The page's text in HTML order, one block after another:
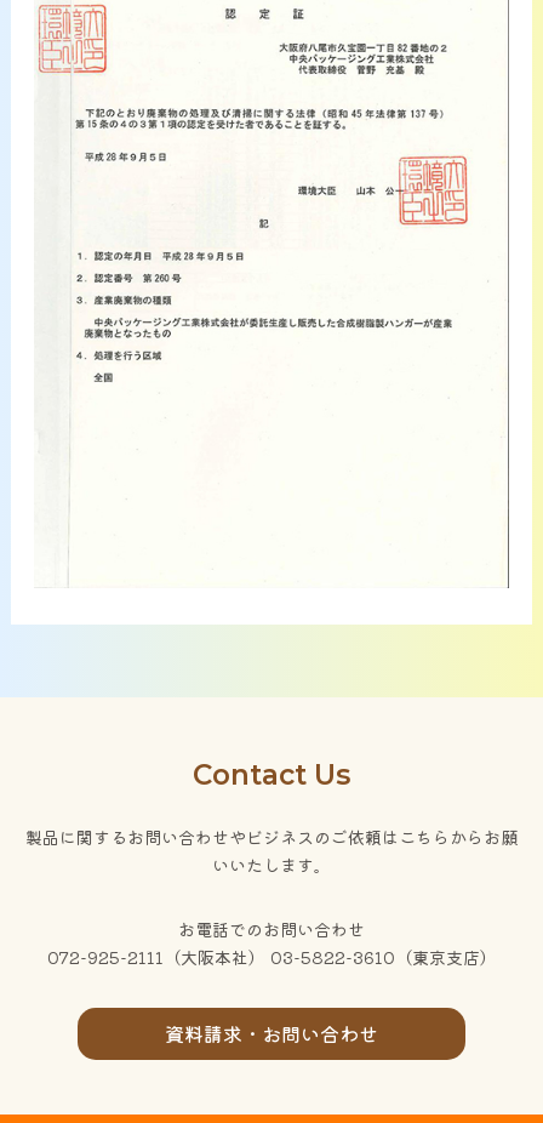
Contact Us
製品に関するお問い合わせやビジネスのご依頼はこちらからお願
いいたします。
お電話でのお問い合わせ
072-925-2111（大阪本社） 03-5822-3610（東京支店）
資料請求・お問い合わせ